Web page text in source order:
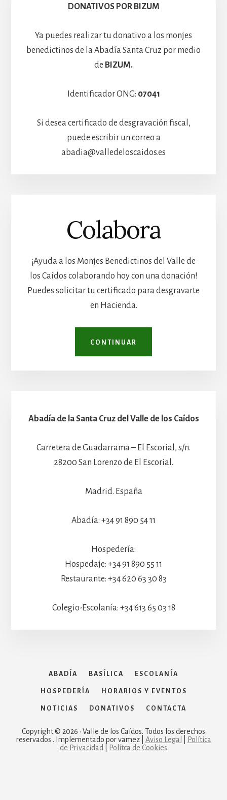
Hospedería
DONATIVOS POR BIZUM
Ya puedes realizar tu donativo a los monjes
benedictinos de la Abadía Santa Cruz por medio
de BIZUM.
Identificador ONG: 07041
Si desea certificado de desgravación fiscal,
puede escribir un correo a
abadia@valledeloscaidos.es
Colabora
¡Ayuda a los Monjes Benedictinos del Valle de
los Caídos colaborando hoy con una donación!
Puedes solicitar tu certificado para desgravarte
en Hacienda.
CONTINUAR
Abadía de la Santa Cruz del Valle de los Caídos
Carretera de Guadarrama – El Escorial, s/n.
28200 San Lorenzo de El Escorial.
Madrid. España
Abadía: +34 91 890 54 11
Hospedería:
Hospedaje: +34 91 890 55 11
Restaurante: +34 620 63 30 83
Colegio-Escolanía: +34 613 65 03 18
ABADÍA BASÍLICA ESCOLANÍA
HOSPEDERÍA HORARIOS Y EVENTOS
NOTICIAS DONATIVOS CONTACTA
Copyright © 2026 · Valle de los Caídos. Todos los derechos
reservados . Implementado por vamez | Aviso Legal
Política
de Privacidad
Polítca de Cookies